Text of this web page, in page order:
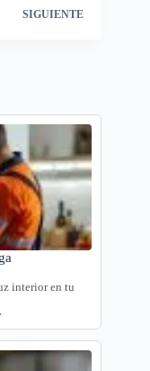
SIGUIENTE
interior en tu